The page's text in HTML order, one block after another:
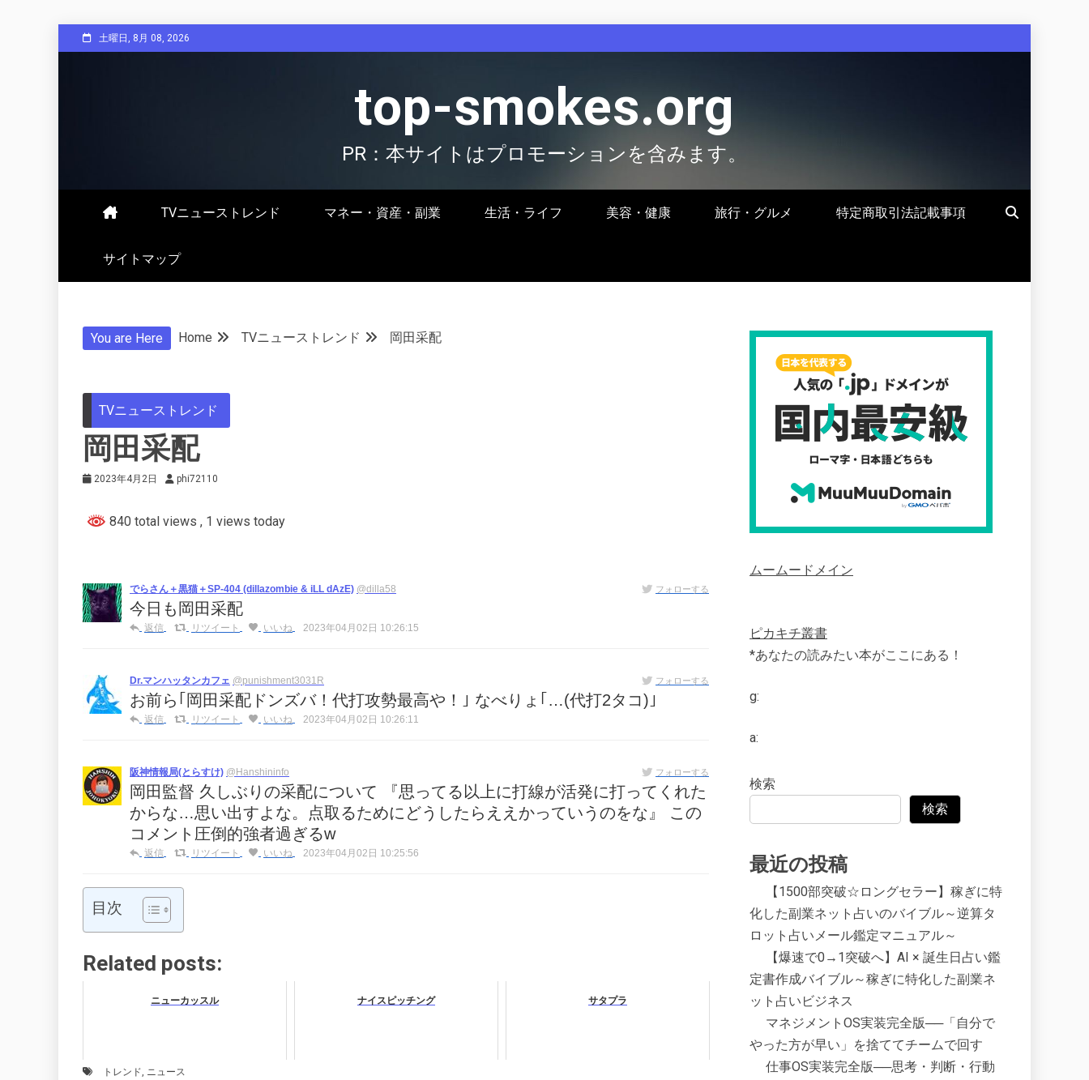
to
土曜日, 8月 08, 2026
top-smokes.org
PR：本サイトはプロモーションを含みます。
TVニューストレンド マネー・資産・副業 生活・ライフ 美容・健康 旅行・グルメ 特定商取引法記載事項
サイトマップ
You are Here Home TVニューストレンド 岡田采配
TVニューストレンド
岡田采配
2023年4月2日 phi72110
840 total views , 1 views today
でらさん＋黒猫＋SP-404 (dillazombie & iLL dAzE) @dilla58 フォローする
今日も岡田采配
返信 リツイート いいね 2023年04月02日 10:26:15
Dr.マンハッタンカフェ @punishment3031R フォローする
お前ら｢岡田采配ドンズバ！代打攻勢最高や！｣ なべりょ｢…(代打2タコ)｣
返信 リツイート いいね 2023年04月02日 10:26:11
阪神情報局(とらすけ) @Hanshininfo フォローする
岡田監督 久しぶりの采配について 『思ってる以上に打線が活発に打ってくれた
からな…思い出すよな。点取るためにどうしたらええかっていうのをな』 この
コメント圧倒的強者過ぎるw
返信 リツイート いいね 2023年04月02日 10:25:56
目次
Related posts:
ニューカッスル ナイスピッチング サタプラ
トレンド, ニュース
ムームードメイン
ピカキチ叢書
*あなたの読みたい本がここにある！
g:
a:
検索
検索
最近の投稿
【1500部突破☆ロングセラー】稼ぎに特
化した副業ネット占いのバイブル～逆算タ
ロット占いメール鑑定マニュアル～
【爆速で0→1突破へ】AI × 誕生日占い鑑
定書作成バイブル～稼ぎに特化した副業ネ
ット占いビジネス
マネジメントOS実装完全版──「自分で
やった方が早い」を捨ててチームで回す
仕事OS実装完全版──思考・判断・行動